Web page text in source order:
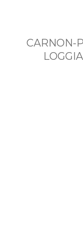
CARNON-